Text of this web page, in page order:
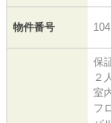
物件番号
保
２
室
フ